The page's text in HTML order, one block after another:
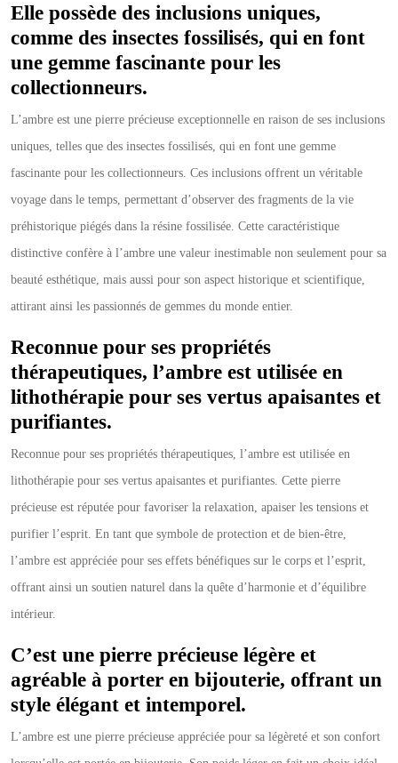
Elle possède des inclusions uniques,
comme des insectes fossilisés, qui en font
une gemme fascinante pour les
collectionneurs.
L’ambre est une pierre précieuse exceptionnelle en raison de ses inclusions
uniques, telles que des insectes fossilisés, qui en font une gemme
fascinante pour les collectionneurs. Ces inclusions offrent un véritable
voyage dans le temps, permettant d’observer des fragments de la vie
préhistorique piégés dans la résine fossilisée. Cette caractéristique
distinctive confère à l’ambre une valeur inestimable non seulement pour sa
beauté esthétique, mais aussi pour son aspect historique et scientifique,
attirant ainsi les passionnés de gemmes du monde entier.
Reconnue pour ses propriétés
thérapeutiques, l’ambre est utilisée en
lithothérapie pour ses vertus apaisantes et
purifiantes.
Reconnue pour ses propriétés thérapeutiques, l’ambre est utilisée en
lithothérapie pour ses vertus apaisantes et purifiantes. Cette pierre
précieuse est réputée pour favoriser la relaxation, apaiser les tensions et
purifier l’esprit. En tant que symbole de protection et de bien-être,
l’ambre est appréciée pour ses effets bénéfiques sur le corps et l’esprit,
offrant ainsi un soutien naturel dans la quête d’harmonie et d’équilibre
intérieur.
C’est une pierre précieuse légère et
agréable à porter en bijouterie, offrant un
style élégant et intemporel.
L’ambre est une pierre précieuse appréciée pour sa légèreté et son confort